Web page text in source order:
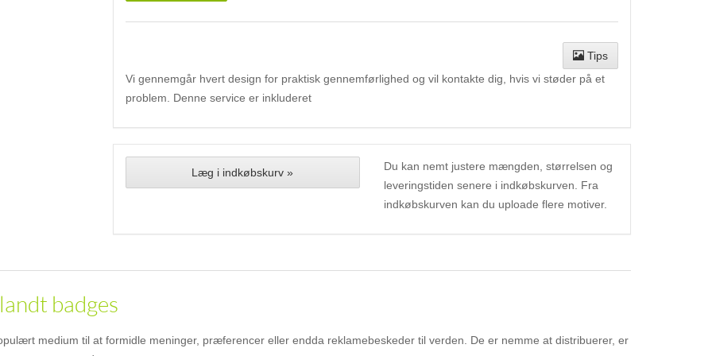
Tips
Vi gennemgår hvert design for praktisk gennemførlighed og vil kontakte dig, hvis vi støder på et
problem. Denne service er inkluderet
Læg i indkøbskurv »
Du kan nemt justere mængden, størrelsen og
leveringstiden senere i indkøbskurven. Fra
indkøbskurven kan du uploade flere motiver.
badges
medium til at formidle meninger, præferencer eller endda reklamebeskeder til verden. De er nemme at distribuerer, er